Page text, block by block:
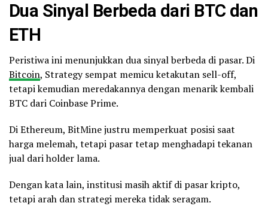
Dua Sinyal Berbeda dari BTC dan
ETH
Peristiwa ini menunjukkan dua sinyal berbeda di pasar. Di
Bitcoin, Strategy sempat memicu ketakutan sell-off,
tetapi kemudian meredakannya dengan menarik kembali
BTC dari Coinbase Prime.
Di Ethereum, BitMine justru memperkuat posisi saat
harga melemah, tetapi pasar tetap menghadapi tekanan
jual dari holder lama.
Dengan kata lain, institusi masih aktif di pasar kripto,
tetapi arah dan strategi mereka tidak seragam.